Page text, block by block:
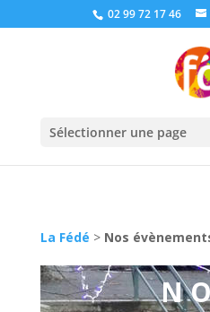
02 99 72 17 46
Sélectionner une page
La Fédé > Nos